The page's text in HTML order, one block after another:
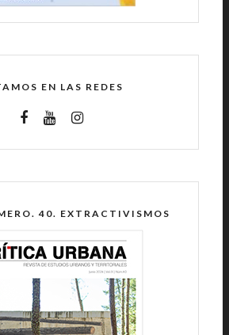
EN LAS REDES
40. EXTRACTIVISMOS